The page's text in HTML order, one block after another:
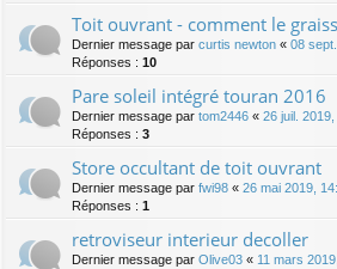
Toit ouvrant - comment le
Dernier message par curtis newton « 08
Réponses : 10
Pare soleil intégré touran 2016
Dernier message par tom2446 « 26 juil.
Réponses : 3
Store occultant de toit ouvrant
Dernier message par fwi98 « 26 mai 2019,
Réponses : 1
retroviseur interieur decoller
Dernier message par Olive03 « 11 mars